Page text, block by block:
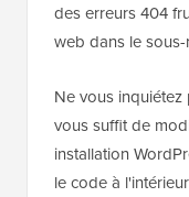
des erreurs 404
web dans le
Ne vous inquiétez
vous suffit de
installation
le code à